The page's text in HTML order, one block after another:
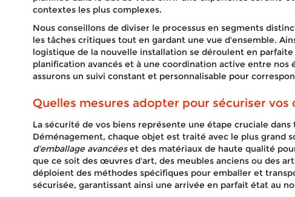
contextes les plus complexes.
Nous conseillons de diviser le processus en segments
les tâches critiques tout en gardant une vue d'ensemble.
logistique de la nouvelle installation se déroulent en
planification avancés et à une coordination active entre nos
assurons un suivi constant et personnalisable pour
Quelles mesures adopter pour sécuriser vos
La sécurité de vos biens représente une étape cruciale
Déménagement, chaque objet est traité avec le plus grand
d'emballage avancéeset des matériaux de haute qualité
que ce soit des œuvres d'art, des meubles anciens ou des
déploient des méthodes spécifiques pour emballer et
sécurisée, garantissant ainsi une arrivée en parfait état au